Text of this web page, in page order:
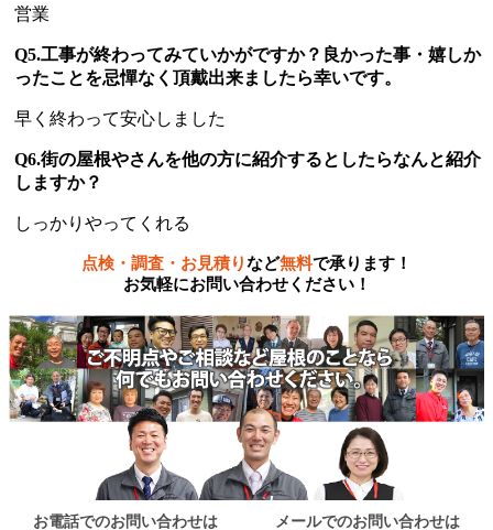
営業
Q5.工事が終わってみていかがですか？良かった事・嬉しか
ったことを忌憚なく頂戴出来ましたら幸いです。
早く終わって安心しました
Q6.街の屋根やさんを他の方に紹介するとしたらなんと紹介
しますか？
しっかりやってくれる
点検・調査・お見積りなど無料で承ります！
お気軽にお問い合わせください！
お電話でのお問い合わせは メールでのお問い合わせは